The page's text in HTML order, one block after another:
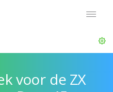
voor de ZX